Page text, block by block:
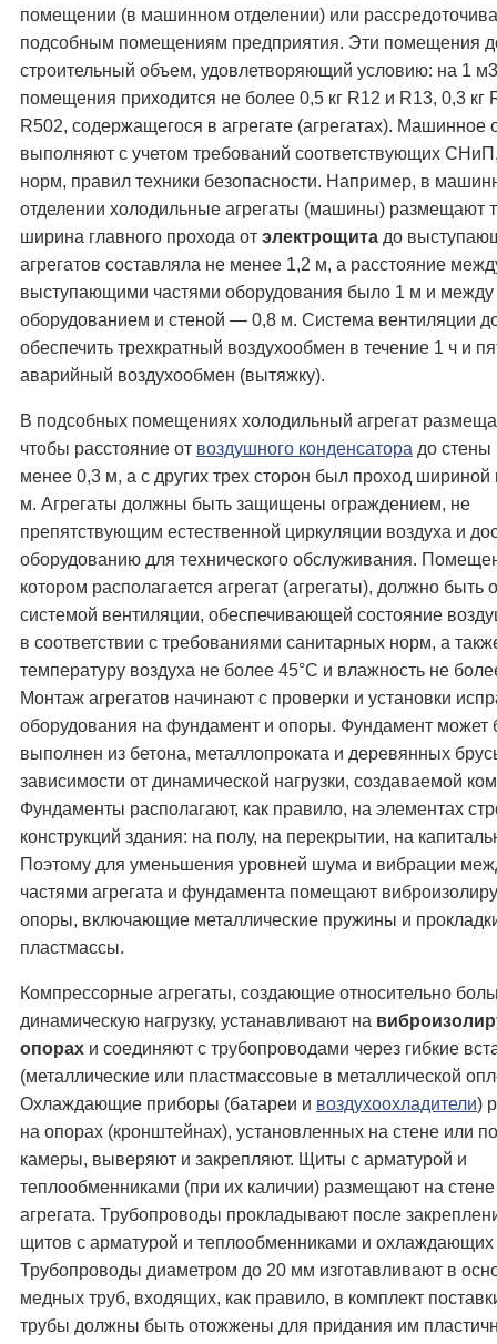
помещении (в машинном отделении) или
подсобным помещениям предприятия. Эти помещения
строительный объем, удовлетворяющий условию: на 1
помещения приходится не более 0,5 кг R12 и R13, 0,3 кг
R502, содержащегося в агрегате (агрегатах). Машинное
выполняют с учетом требований соответствующих
норм, правил техники безопасности. Например, в
отделении холодильные агрегаты (машины) размещают
ширина главного прохода от электрощита до
агрегатов составляла не менее 1,2 м, а расстояние
выступающими частями оборудования было 1 м и между
оборудованием и стеной — 0,8 м. Система вентиляции
обеспечить трехкратный воздухообмен в течение 1 ч и
аварийный воздухообмен (вытяжку).
В подсобных помещениях холодильный агрегат
чтобы расстояние от воздушного конденсатора до
менее 0,3 м, а с других трех сторон был проход
м. Агрегаты должны быть защищены ограждением, не
препятствующим естественной циркуляции воздуха и
оборудованию для технического обслуживания.
котором располагается агрегат (агрегаты), должно быть
системой вентиляции, обеспечивающей состояние
в соответствии с требованиями санитарных норм, а
температуру воздуха не более 45°С и влажность не
Монтаж агрегатов начинают с проверки и установки
оборудования на фундамент и опоры. Фундамент может
выполнен из бетона, металлопроката и деревянных
зависимости от динамической нагрузки, создаваемой
Фундаменты располагают, как правило, на элементах
конструкций здания: на полу, на перекрытии, на
Поэтому для уменьшения уровней шума и вибрации
частями агрегата и фундамента помещают
опоры, включающие металлические пружины и
пластмассы.
Компрессорные агрегаты, создающие относительно
динамическую нагрузку, устанавливают на
опорах и соединяют с трубопроводами через гибкие
(металлические или пластмассовые в металлической
Охлаждающие приборы (батареи и воздухоохладители)
на опорах (кронштейнах), установленных на стене или
камеры, выверяют и закрепляют. Щиты с арматурой и
теплообменниками (при их каличии) размещают на стене
агрегата. Трубопроводы прокладывают после
щитов с арматурой и теплообменниками и
Трубопроводы диаметром до 20 мм изготавливают в
медных труб, входящих, как правило, в комплект
трубы должны быть отожжены для придания им